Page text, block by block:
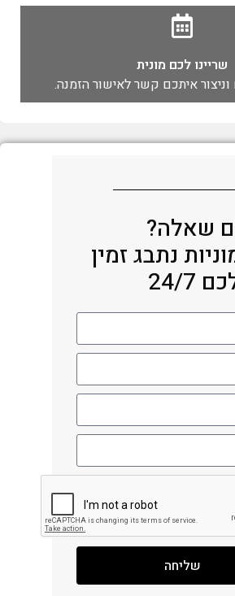
שריינו לכם מונית
איתכם קשר לאישור הזמנה.
שאלה?
נתבג זמין
7
שליחה